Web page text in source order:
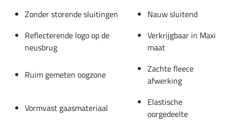
Zonder storende sluitingen
Nauw sluitend
Reflecterende logo op de
neusbrug
Verkrijgbaar in Maxi
maat
Ruim gemeten oogzone
Zachte fleece
afwerking
Vormvast gaasmateriaal
Elastische
oorgedeelte